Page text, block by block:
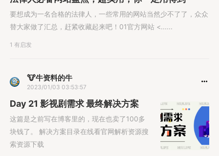
要想成为一名合格的法律人，一些常用的网站当然少不了了，众众
替大家做了汇总，赶紧收藏起来吧！01官方网站 <......
1 有启发
🐮牛资料的牛
2023/01/03 03:53:57
Day 21 影视剧需求 最终解决方案
这篇是之前写在博客里的，现在也卖了100多
块钱了。 解决方案目录在线看官网解析资源搜
索资源下载